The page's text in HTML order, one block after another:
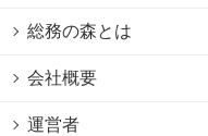
総務の森とは
会社概要
運営者